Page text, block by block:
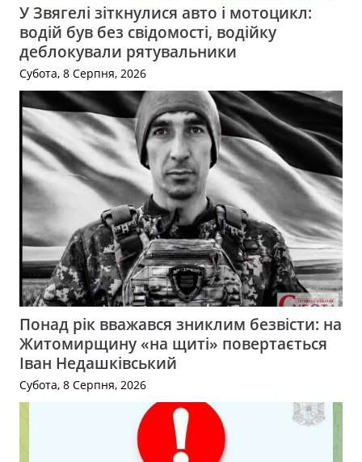
У Звягелі зіткнулися авто і мотоцикл:
водій був без свідомості, водійку
деблокували рятувальники
Субота, 8 Серпня, 2026
Понад рік вважався зниклим безвісти: на
Житомирщину «на щиті» повертається
Іван Недашківський
Субота, 8 Серпня, 2026